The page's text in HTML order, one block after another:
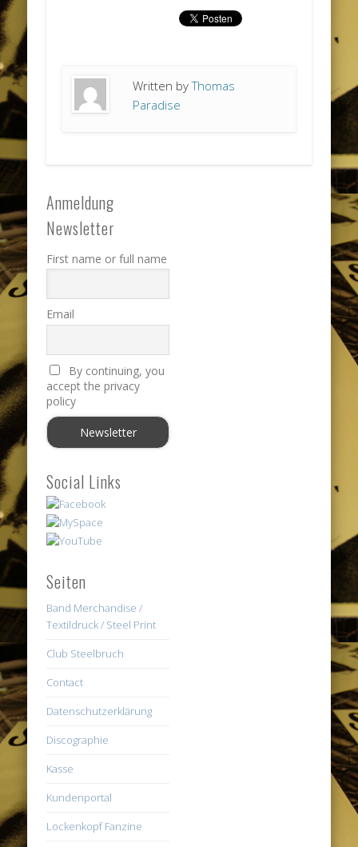
Written byThomas
Paradise
Anmeldung
Newsletter
First name or full name
Email
By continuing, you
accept the privacy
policy
Social Links
Seiten
Band Merchandise /
Textildruck / Steel Print
Club Steelbruch
Contact
Datenschutzerklärung
Discographie
Kasse
Kundenportal
Lockenkopf Fanzine